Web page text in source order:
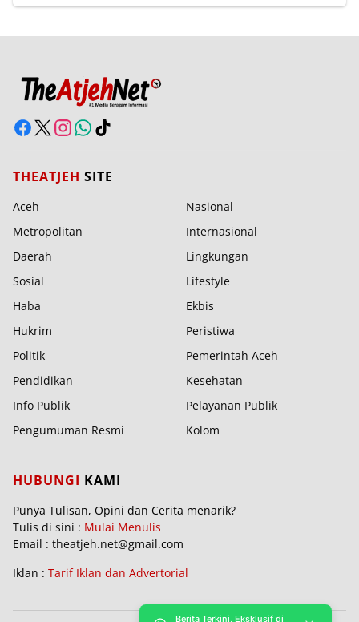
THEATJEH SITE
Aceh
Nasional
Metropolitan
Internasional
Daerah
Lingkungan
Sosial
Lifestyle
Haba
Ekbis
Hukrim
Peristiwa
Politik
Pemerintah Aceh
Pendidikan
Kesehatan
Info Publik
Pelayanan Publik
Pengumuman Resmi
Kolom
HUBUNGI KAMI
Punya Tulisan, Opini dan Cerita menarik?
Tulis di sini : Mulai Menulis
Email : theatjeh.net@gmail.com
Iklan : Tarif Iklan dan Advertorial
Berita Terkini, Eksklusif di